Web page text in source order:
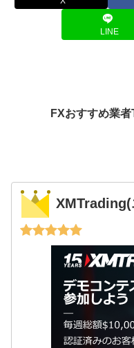
LINE
FXおすすめ業者
XMTrading(